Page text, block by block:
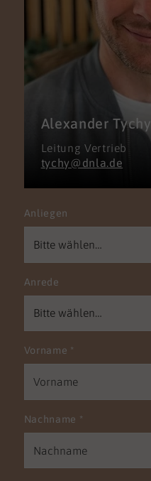
Alexander Tychy
Leitung Vertrieb
tychy@dnla.de
Anliegen
Anrede
Vorname *
Nachname *